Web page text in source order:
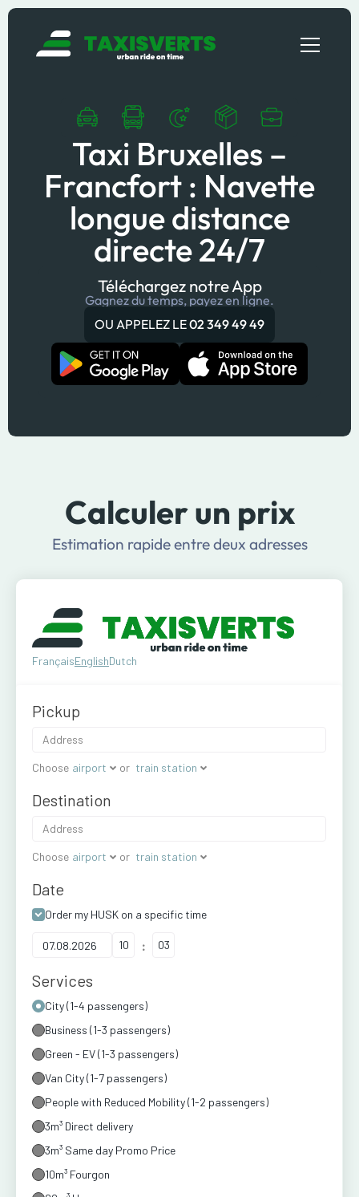
Taxi Bruxelles –
Francfort : Navette
longue distance
directe 24/7
Téléchargez notre App
Gagnez du temps, payez en ligne.
OU APPELEZ LE02 349 49 49
Calculer un prix
Estimation rapide entre deux adresses